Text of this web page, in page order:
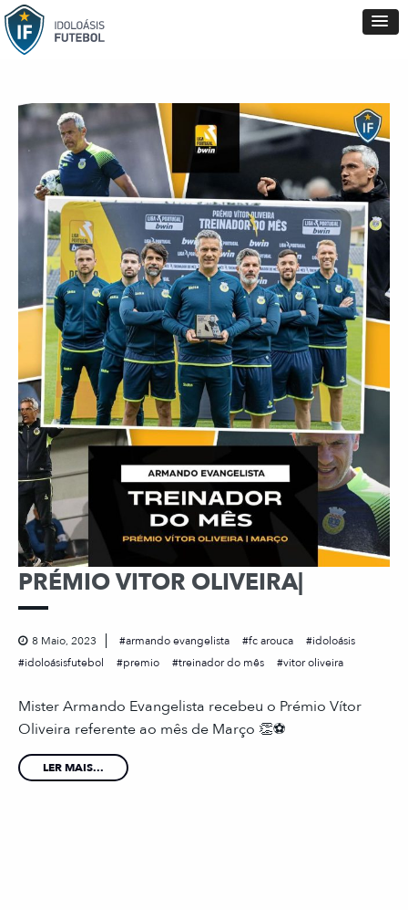
PRÉMIO VITOR OLIVEIRA|
8 Maio, 2023 armando evangelista fc arouca
idoloásis
idoloásisfutebol
premio treinador do mês vitor oliveira
Mister Armando Evangelista recebeu o Prémio Vítor
Oliveira referente ao mês de Março 👏⚽️
LER MAIS...